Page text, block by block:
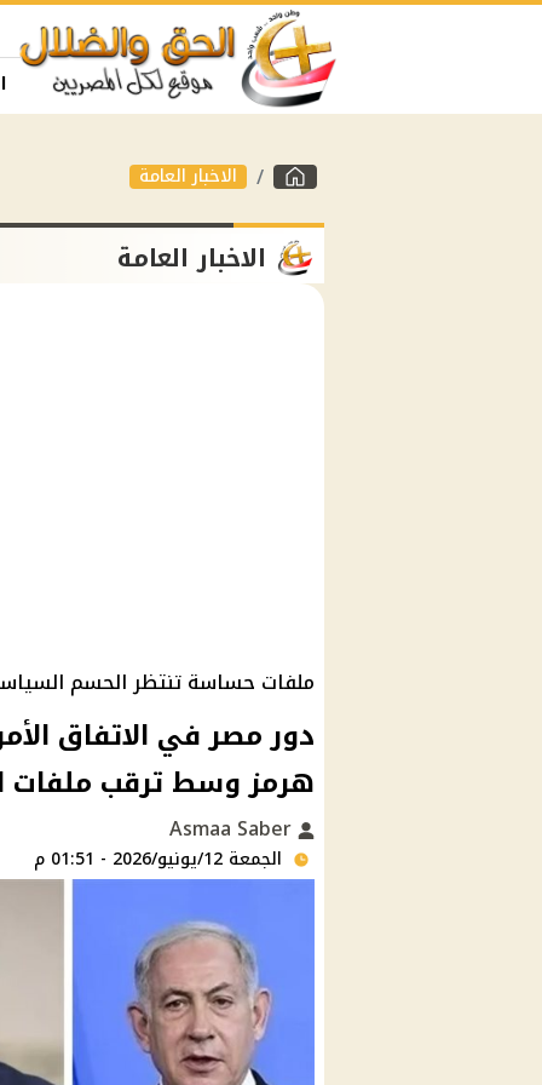
الاخبار العامة
الاخبار العامة
ملفات حساسة تنتظر الحسم
دور مصر في الاتفاق
هرمز وسط ترقب ملفات
الجمعة 12/يونيو/2026 - 01:51 م